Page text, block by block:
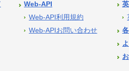
Web-API
Web-API利用規約
Web-APIお問い合わせ